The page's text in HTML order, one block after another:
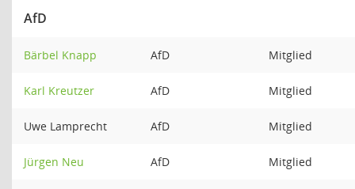
AfD
Bärbel Knapp AfD Mitglied
Karl Kreutzer AfD Mitglied
Uwe Lamprecht AfD Mitglied
Jürgen Neu AfD Mitglied